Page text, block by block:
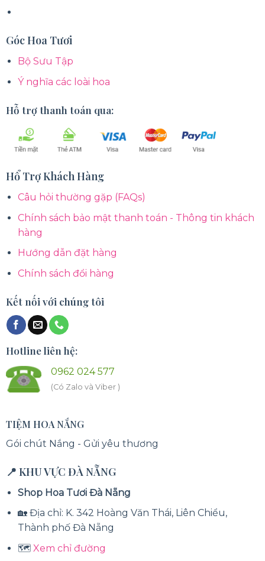
Góc Hoa Tươi
Bộ Sưu Tập
Ý nghĩa các loài hoa
Hỗ trợ thanh toán qua:
Hổ Trợ Khách Hàng
Câu hỏi thường gặp (FAQs)
Chính sách bảo mật thanh toán - Thông tin khách
hàng
Hướng dẫn đặt hàng
Chính sách đổi hàng
Kết nối với chúng tôi
Hotline liên hệ:
0962 024 577
(Có Zalo và Viber )
TIỆM HOA NẮNG
Gói chút Nắng - Gửi yêu thương
📍 KHU VỰC ĐÀ NẴNG
Shop Hoa Tươi Đà Nẵng
🏡 Địa chỉ: K. 342 Hoàng Văn Thái, Liên Chiểu,
Thành phố Đà Nẵng
🗺️Xem chỉ đường